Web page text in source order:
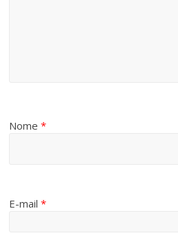
Nome*
E-mail*